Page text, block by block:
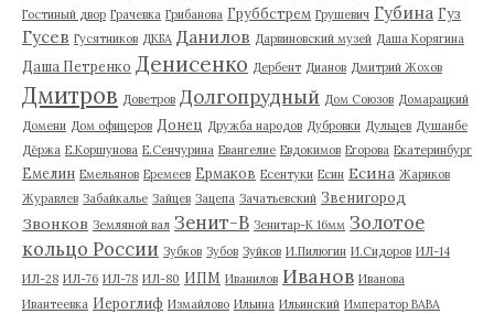
Гостиный двор Грачевка Грибанова Груббстрем Грушевич Губина Гуз
Гусев Гусятников ДКБА Данилов Дарвиновский музей Даша Корягина
Даша Петренко Денисенко Дербент Дианов Дмитрий Жохов
Дмитров Доветров Долгопрудный Дом Союзов Домарацкий
Домени Дом офицеров Донец Дружба народов Дубровки Дульцев Душанбе
Дёржа Е.Коршунова Е.Сенчурина Евангелие Евдокимов Егорова Екатеринбург
Емелин Емельянов Еремеев Ермаков Есентуки Есин Есина Жариков
Журавлев Забайкалье Зайцев Зацепа Зачатьевский Звенигород
Звонков Земляной вал Зенит-В Зенитар-К 16мм Золотое
кольцо России Зубков Зубов Зуйков И.Пилюгин И.Сидоров ИЛ-14
ИЛ-28 ИЛ-76 ИЛ-78 ИЛ-80 ИПМ Иванилов Иванов Иванова
Ивантеевка Иероглиф Измайлово Ильина Ильинский Император ВАВА